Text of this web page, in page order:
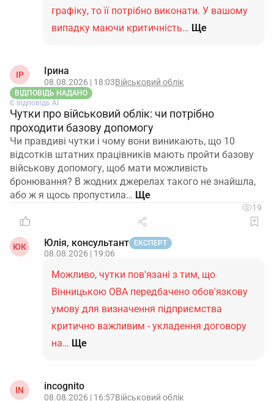
графіку, то її потрібно виконати. У вашому
випадку маючи критичність… Ще
ІР Ірина
08.08.2026 | 18:03Військовий облік
ВІДПОВІДЬ НАДАНО
Є відповідь АІ
Чутки про військовий облік: чи потрібно
проходити базову допомогу
Чи правдиві чутки і чому вони виникають, що 10
відсотків штатних працівників мають пройти базову
військову допомогу, щоб мати можливість
бронювання? В жодних джерелах такого не знайшла,
або ж я щось пропустила…
19
ЮК Юлія, консультант ЕКСПЕРТ
08.08.2026 | 19:06
Можливо, чутки пов'язані з тим, що
Вінницькою ОВА передбачено обов'язкову
умову для визначення підприємства
критично важливим - укладення договору
на… Ще
IN incognito
08.08.2026 | 16:57Військовий облік